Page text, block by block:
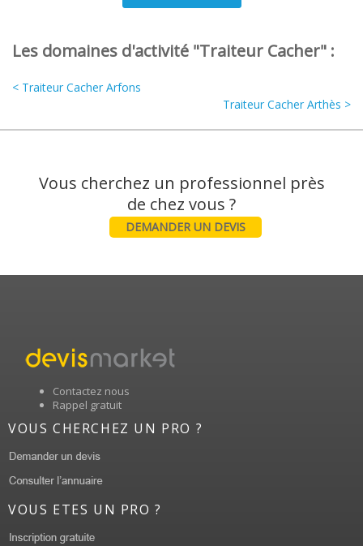
Les domaines d'activité "Traiteur Cacher" :
< Traiteur Cacher Arfons
Traiteur Cacher Arthès >
Vous cherchez un professionnel près
DEMANDER UN DEVIS
Contactez nous
Rappel gratuit
VOUS CHERCHEZ UN PRO ?
VOUS ETES UN PRO ?